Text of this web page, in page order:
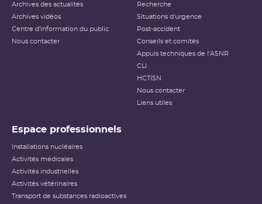
Archives des actualités
Archives vidéos
Centre d'information du public
Nous contacter
Recherche
Situations d'urgence
Post-accident
Conseils et comités
Appuis techniques de l'ASNR
CLI
HCTISN
Nous contacter
Liens utiles
Espace professionnels
Installations nucléaires
Activités médicales
Activités industrielles
Activités vétérinaires
Transport de substances radioactives